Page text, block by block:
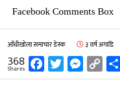
Facebook Comments Box
आँधीखोला समाचार डेस्क ३ वर्ष अगाडि
368
Shares Facebook
Twitter